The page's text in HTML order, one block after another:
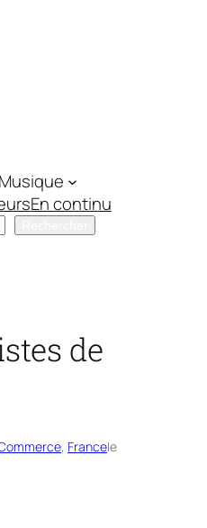
En continu
de
, Francele